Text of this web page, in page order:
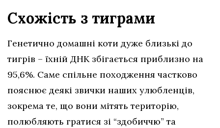
Схожість з тиграми
Генетично домашні коти дуже близькі до
тигрів – їхній ДНК збігається приблизно на
95,6%. Саме спільне походження частково
пояснює деякі звички наших улюбленців,
зокрема те, що вони мітять територію,
полюбляють гратися зі “здобиччю” та